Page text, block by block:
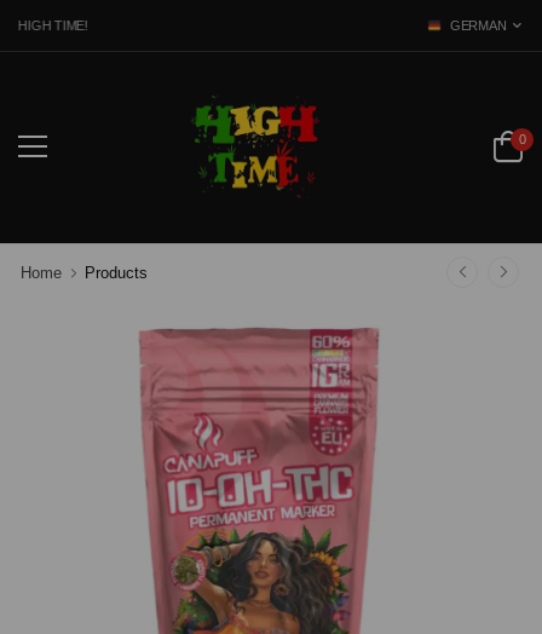
HIGH TIME! GERMAN
0
Home Products